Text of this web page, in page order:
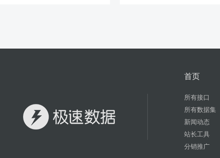
首页
所有接口
所有数据集
新闻动态
站长工具
分销推广